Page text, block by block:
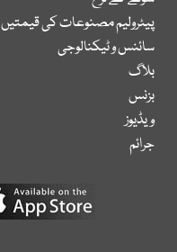
پیٹرولیم مصنوعات کی قیمتیں
سائنس و ٹیکنالوجی
بلاگ
بزنس
ویڈیوز
جرائم